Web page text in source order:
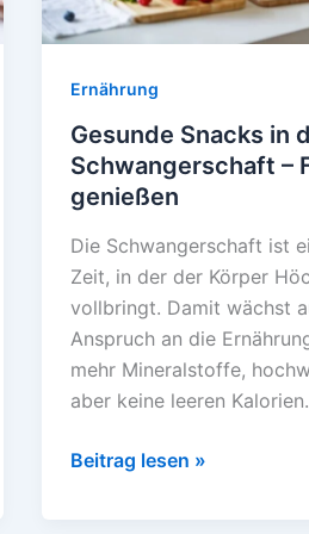
Ernährung
Gesunde Snacks in
Schwangerschaft –
genießen
Die Schwangerschaft ist
Zeit, in der der Körper
vollbringt. Damit wächst
Anspruch an die
mehr Mineralstoffe,
aber keine leeren Kalorien.
Gesunde
Beitrag lesen »